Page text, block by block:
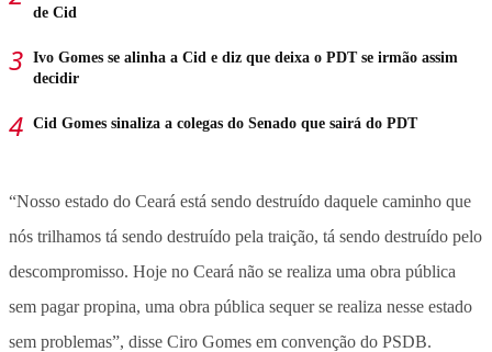
de Cid
Ivo Gomes se alinha a Cid e diz que deixa o PDT se irmão assim
decidir
Cid Gomes sinaliza a colegas do Senado que sairá do PDT
“Nosso estado do Ceará está sendo destruído daquele caminho que
nós trilhamos tá sendo destruído pela traição, tá sendo destruído pelo
descompromisso. Hoje no Ceará não se realiza uma obra pública
sem pagar propina, uma obra pública sequer se realiza nesse estado
sem problemas”, disse Ciro Gomes em convenção do PSDB.